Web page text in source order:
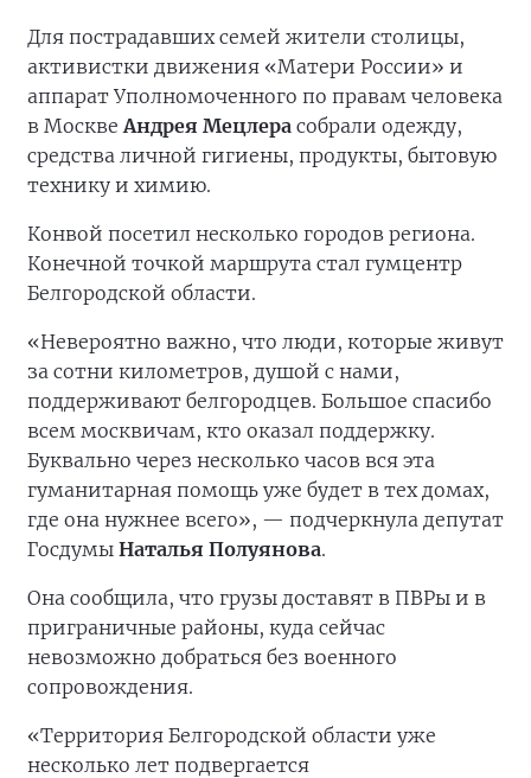
Для пострадавших семей жители столицы,
активистки движения «Матери России» и
аппарат Уполномоченного по правам человека
в МосквеАндрея Мецлера собрали одежду,
средства личной гигиены, продукты, бытовую
технику и химию.
Конвой посетил несколько городов региона.
Конечной точкой маршрута стал гумцентр
Белгородской области.
«Невероятно важно, что люди, которые живут
за сотни километров, душой с нами,
поддерживают белгородцев. Большое спасибо
всем москвичам, кто оказал поддержку.
Буквально через несколько часов вся эта
гуманитарная помощь уже будет в тех домах,
где она нужнее всего», — подчеркнула депутат
Госдумы Наталья Полуянова.
Она сообщила, что грузы доставят в ПВРы и в
приграничные районы, куда сейчас
невозможно добраться без военного
сопровождения.
«Территория Белгородской области уже
несколько лет подвергается